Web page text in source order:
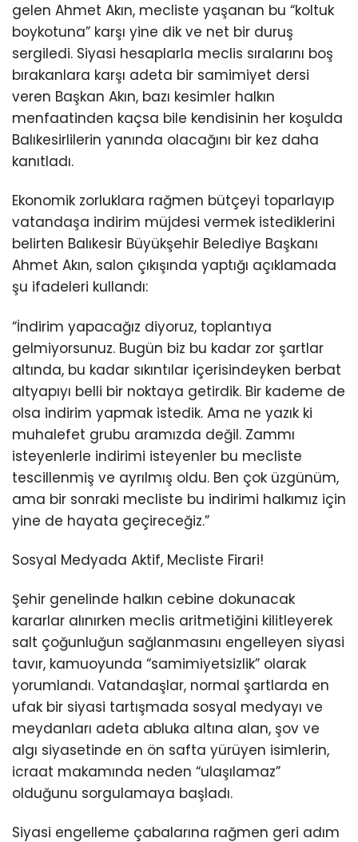
gelen Ahmet Akın, mecliste yaşanan bu “koltuk
boykotuna” karşı yine dik ve net bir duruş
sergiledi. Siyasi hesaplarla meclis sıralarını boş
bırakanlara karşı adeta bir samimiyet dersi
veren Başkan Akın, bazı kesimler halkın
menfaatinden kaçsa bile kendisinin her koşulda
Balıkesirlilerin yanında olacağını bir kez daha
kanıtladı.
Ekonomik zorluklara rağmen bütçeyi toparlayıp
vatandaşa indirim müjdesi vermek istediklerini
belirten Balıkesir Büyükşehir Belediye Başkanı
Ahmet Akın, salon çıkışında yaptığı açıklamada
şu ifadeleri kullandı:
“İndirim yapacağız diyoruz, toplantıya
gelmiyorsunuz. Bugün biz bu kadar zor şartlar
altında, bu kadar sıkıntılar içerisindeyken berbat
altyapıyı belli bir noktaya getirdik. Bir kademe de
olsa indirim yapmak istedik. Ama ne yazık ki
muhalefet grubu aramızda değil. Zammı
isteyenlerle indirimi isteyenler bu mecliste
tescillenmiş ve ayrılmış oldu. Ben çok üzgünüm,
ama bir sonraki mecliste bu indirimi halkımız için
yine de hayata geçireceğiz.”
Sosyal Medyada Aktif, Mecliste Firari!
Şehir genelinde halkın cebine dokunacak
kararlar alınırken meclis aritmetiğini kilitleyerek
salt çoğunluğun sağlanmasını engelleyen siyasi
tavır, kamuoyunda “samimiyetsizlik” olarak
yorumlandı. Vatandaşlar, normal şartlarda en
ufak bir siyasi tartışmada sosyal medyayı ve
meydanları adeta abluka altına alan, şov ve
algı siyasetinde en ön safta yürüyen isimlerin,
icraat makamında neden “ulaşılamaz”
olduğunu sorgulamaya başladı.
Siyasi engelleme çabalarına rağmen geri adım